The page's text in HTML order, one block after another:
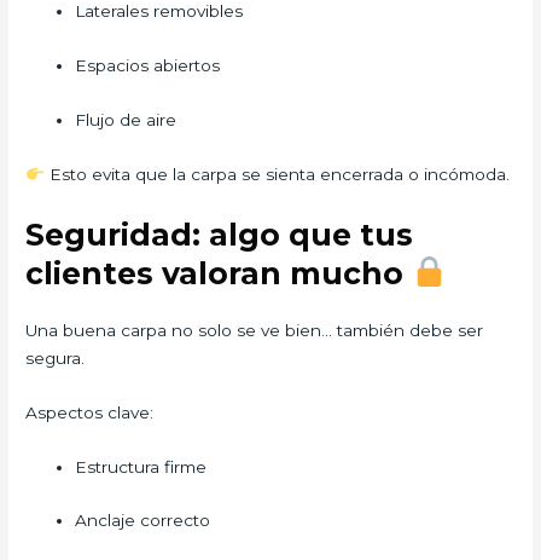
Laterales removibles
Espacios abiertos
Flujo de aire
Esto evita que la carpa se sienta encerrada o incómoda.
Seguridad: algo que tus
clientes valoran mucho
Una buena carpa no solo se ve bien… también debe ser
segura.
Aspectos clave:
Estructura firme
Anclaje correcto